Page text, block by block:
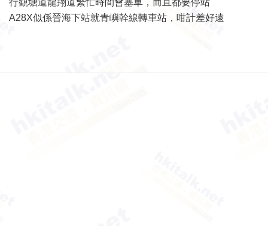
行觀塘道龍翔道繁忙時間會塞車，而且都要停站
A28X似係晉海下站就青嶼幹線轉車站，咁計差好遠